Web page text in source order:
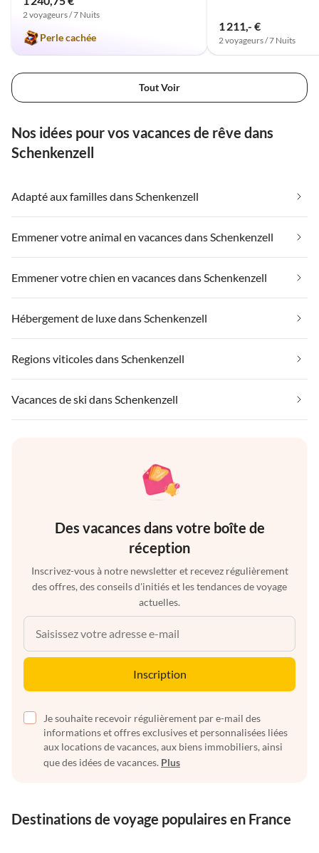
Gertelbacher Wasserfälle,
Allerheiligen Wasserfälle,
Wutachschlucht, Dietfurter
Wasserfall, Lotenbachklamm
sind +/- 1 Std. mit dem Auto
entfernt. Und absolut
Unglaubliche
Naturschönheit, muss man
2 voyageurs / 7 Nuits
Perle cachée
1 211,- €
2 voyageurs / 7 Nuits
Tout Voir
Nos idées pour vos vacances de rêve dans
Schenkenzell
Adapté aux familles dans Schenkenzell
Emmener votre animal en vacances dans Schenkenzell
Emmener votre chien en vacances dans Schenkenzell
Hébergement de luxe dans Schenkenzell
Regions viticoles dans Schenkenzell
Vacances de ski dans Schenkenzell
Des vacances dans votre boîte de
réception
Inscrivez-vous à notre newsletter et recevez régulièrement
des offres, des conseils d'initiés et les tendances de voyage
actuelles.
Inscription
Je souhaite recevoir régulièrement par e-mail des
informations et offres exclusives et personnalisées liées
aux locations de vacances, aux biens immobiliers, ainsi
que des idées de vacances. Plus
Destinations de voyage populaires en France